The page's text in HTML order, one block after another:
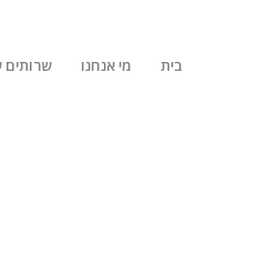
בית מי אנחנו שרותים